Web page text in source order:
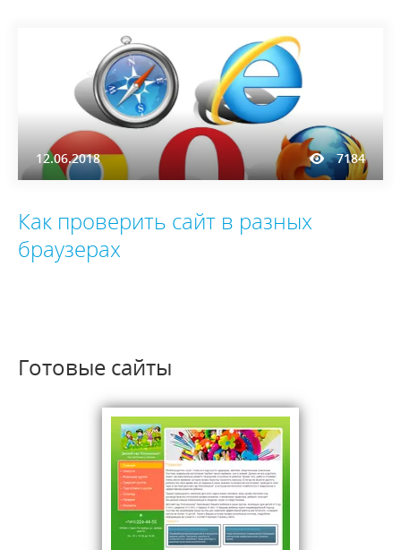
12.06.2018 7184
Как проверить сайт в разных
браузерах
Готовые сайты